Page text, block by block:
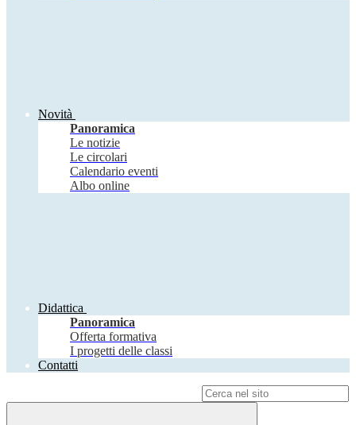
Novità
Panoramica
Le notizie
Le circolari
Calendario eventi
Albo online
Didattica
Panoramica
Offerta formativa
I progetti delle classi
Contatti